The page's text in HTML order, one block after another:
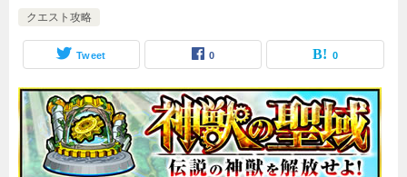
クエスト攻略
Tweet 0 0